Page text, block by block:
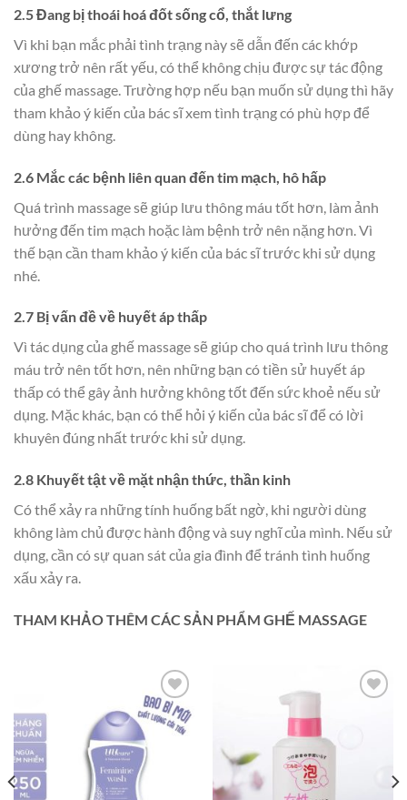
2.5 Đang bị thoái hoá đốt sống cổ, thắt lưng
Vì khi bạn mắc phải tình trạng này sẽ dẫn đến các khớp
xương trở nên rất yếu, có thể không chịu được sự tác động
của ghế massage. Trường hợp nếu bạn muốn sử dụng thì hãy
tham khảo ý kiến của bác sĩ xem tình trạng có phù hợp để
dùng hay không.
2.6 Mắc các bệnh liên quan đến tim mạch, hô hấp
Quá trình massage sẽ giúp lưu thông máu tốt hơn, làm ảnh
hưởng đến tim mạch hoặc làm bệnh trở nên nặng hơn. Vì
thế bạn cần tham khảo ý kiến của bác sĩ trước khi sử dụng
nhé.
2.7 Bị vấn đề về huyết áp thấp
Vì tác dụng của ghế massage sẽ giúp cho quá trình lưu thông
máu trở nên tốt hơn, nên những bạn có tiền sử huyết áp
thấp có thể gây ảnh hưởng không tốt đến sức khoẻ nếu sử
dụng. Mặc khác, bạn có thể hỏi ý kiến của bác sĩ để có lời
khuyên đúng nhất trước khi sử dụng.
2.8 Khuyết tật về mặt nhận thức, thần kinh
Có thể xảy ra những tính huống bất ngờ, khi người dùng
không làm chủ được hành động và suy nghĩ của mình. Nếu sử
dụng, cần có sự quan sát của gia đình để tránh tình huống
xấu xảy ra.
THAM KHẢO THÊM CÁC SẢN PHẨM GHẾ MASSAGE
Add to
wishlist